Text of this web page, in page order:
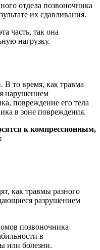
отдела позвоночника
их сдавливания.
часть, так она
нагрузку.
В то время, как травма
нарушением
повреждение его тела
в зоне повреждения.
к компрессионным,
как травмы разного
разрушением
позвоночника
в
или болезни.